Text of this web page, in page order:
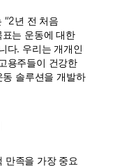
“2년 전 처음
는 운동에 대한
다. 우리는 개개인
용주들이 건강한
솔루션을 개발하
만족을 가장 중요